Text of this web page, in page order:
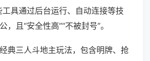
工具通过后台运行、自动连接等技
，且“安全性高”“不被封号”。
典三人斗地主玩法，包含明牌、抢